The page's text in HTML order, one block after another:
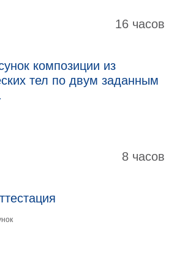
16 часов
композиции из
тел по двум заданным
8 часов